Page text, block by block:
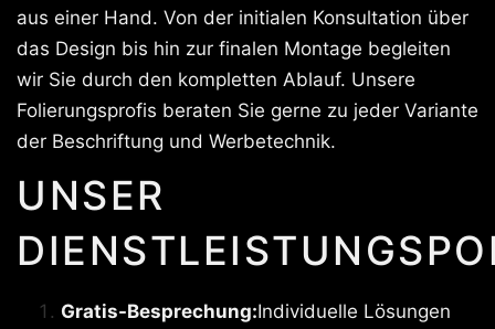
aus einer Hand. Von der initialen Konsultation über
das Design bis hin zur finalen Montage begleiten
wir Sie durch den kompletten Ablauf. Unsere
Folierungsprofis beraten Sie gerne zu jeder Variante
der Beschriftung und Werbetechnik.
UNSER
Gratis-Besprechung:Individuelle Lösungen